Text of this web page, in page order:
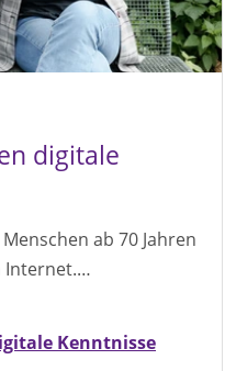
digitale
ab 70 Jahren
Internet.…
Kenntnisse